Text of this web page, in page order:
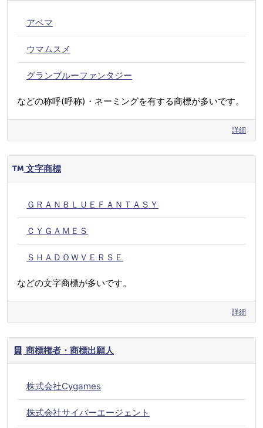
アベマ
ウマムスメ
グランブルーファンタジー
などの称呼(呼称)・ネーミングを有する商標が多いです。
詳細
文字商標
ＧＲＡＮＢＬＵＥＦＡＮＴＡＳＹ
ＣＹＧＡＭＥＳ
ＳＨＡＤＯＷＶＥＲＳＥ
などの文字商標が多いです。
詳細
商標権者・商標出願人
株式会社Cygames
株式会社サイバーエージェント